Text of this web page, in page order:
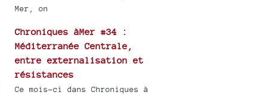
Mer, on
Chroniques àMer #34 :
Méditerranée Centrale,
entre externalisation et
résistances
Ce mois-ci dans Chroniques à